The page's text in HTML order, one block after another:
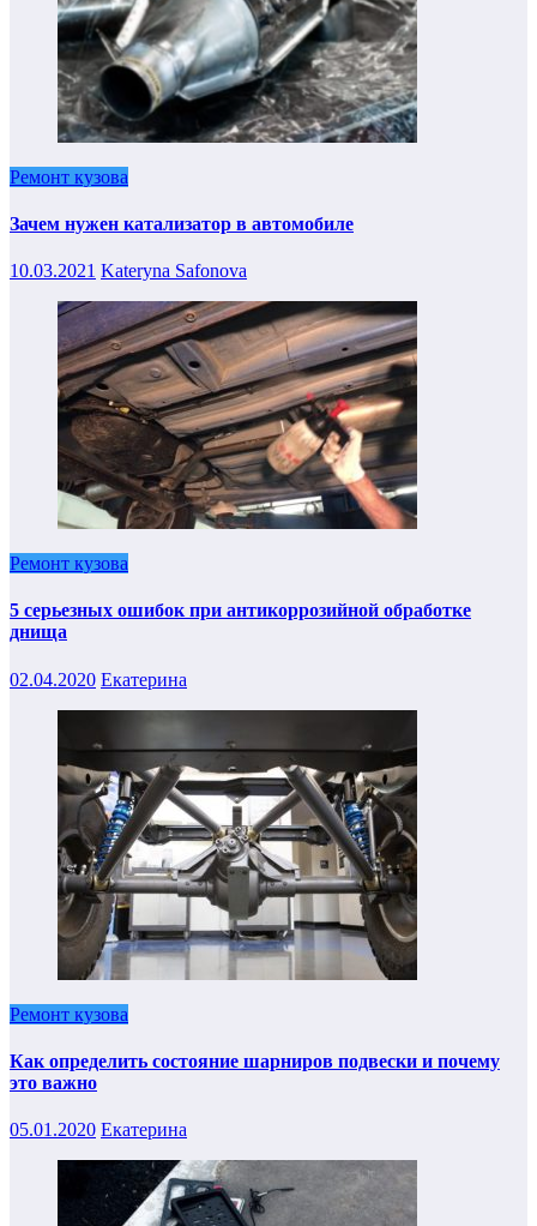
Ремонт кузова
Зачем нужен катализатор в автомобиле
10.03.2021 Kateryna Safonova
Ремонт кузова
5 серьезных ошибок при антикоррозийной обработке
днища
02.04.2020 Екатерина
Ремонт кузова
Как определить состояние шарниров подвески и почему
это важно
05.01.2020 Екатерина